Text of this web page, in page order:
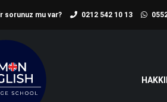
sorunuz mu var? 0212 542 10 13